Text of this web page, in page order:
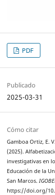
PDF
Publicado
2025-03-31
Cómo citar
Gamboa Ortiz, E.
(2025).
investigativas en
Educación de la
San Marcos.
https://doi.org/